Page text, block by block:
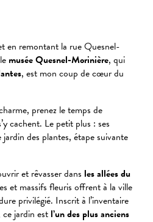
en remontant la rue Quesnel-
musée Quesnel-Morinière, qui
, est mon coup de cœur du
prenez le temps de
cachent. Le petit plus : ses
des plantes, étape suivante
et rêvasser dans les allées du
et massifs fleuris offrent à la ville
privilégié. Inscrit à l’inventaire
jardin est l’un des plus anciens